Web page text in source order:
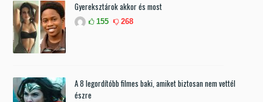
Gyereksztárok akkor és most
155 268
A 8 legordítóbb filmes baki, amiket biztosan nem vettél
észre